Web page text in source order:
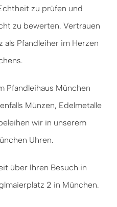
zu prüfen und
zu bewerten. Vertrauen
als Pfandleiher im Herzen
Pfandleihaus München
Münzen, Edelmetalle
wir in unserem
Uhren.
über Ihren Besuch in
2 in München.